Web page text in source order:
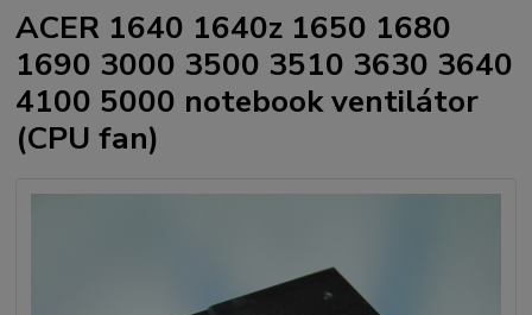
ACER 1640 1640z 1650 1680
1690 3000 3500 3510 3630 3640
4100 5000 notebook ventilátor
(CPU fan)